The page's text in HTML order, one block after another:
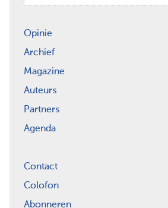
Opinie
Archief
Magazine
Auteurs
Partners
Agenda
Contact
Colofon
Abonneren